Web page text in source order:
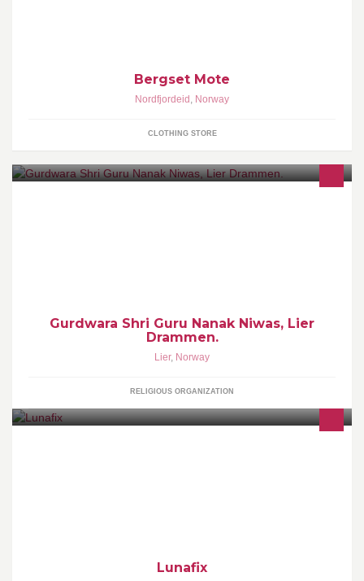
Bergset Mote
Nordfjordeid , Norway
CLOTHING STORE
Gurdwara Shri Guru Nanak Niwas, Lier
Drammen.
Lier, Norway
RELIGIOUS ORGANIZATION
Lunafix